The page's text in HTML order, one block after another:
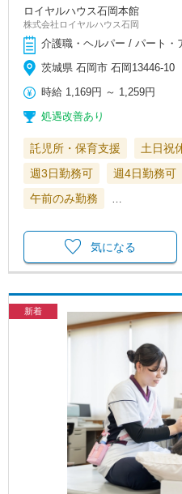
ロイヤルハウス石岡本館
株式会社ロイヤルハウス石岡
介護職・ヘルパー / パート・
茨城県 石岡市 石岡13446-10
時給 1,169円 ～ 1,259円
処遇改善あり
託児所・保育支援 土日祝
週3日勤務可
週4日勤務可
午前のみ勤務
…
気になる
新着